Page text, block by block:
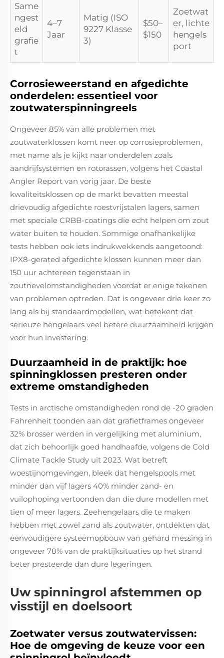
Same
ngest
eld
grafie
t
4–7
Jaar
Matig (ISO
9227 Klasse
3)
$50–
$150
Zoetwat
er, lichte
hengels
port
Corrosieweerstand en afgedichte
onderdelen: essentieel voor
zoutwaterspinningreels
Ongeveer 85% van alle problemen met
zoutwaterklossen komt neer op corrosieproblemen,
met name als je kijkt naar onderdelen zoals
aandrijfsystemen en rotorassen, volgens het Coastal
Angler Report van vorig jaar. De beste
kwaliteitsklossen op de markt bevatten meestal
drievoudig afgedichte roestvrijstalen lagers, samen
met speciale CRBB-coatings die echt helpen om zout
water buiten te houden. Sommige onafhankelijke
tests hebben ook iets indrukwekkends aangetoond:
IPX8-gerated afgedichte klossen kunnen meer dan
150 uur achtereen tegenstaan in
zoutnevelomstandigheden voordat er enige tekenen
van problemen optreden. Dat is ongeveer drie keer zo
lang als bij standaardmodellen, wat betekent dat
serieuze hengelaars veel betere duurzaamheid krijgen
voor hun investering.
Duurzaamheid in de praktijk: hoe
spinningklossen presteren onder
extreme omstandigheden
Tests in arctische omstandigheden rond de -20 graden
Fahrenheit toonden aan dat grafietframes ongeveer
32% brosser werden in vergelijking met aluminium,
dat zich behoorlijk goed handhaafde, volgens de Cold
Climate Tackle Study uit 2023. Wat betreft
woestijnomgevingen, bleek dat hengelspools met
minder dan vijf lagers 40% minder zand- en
vuilophoping vertoonden dan die dure modellen met
tien of meer lagers. Zeehengelaars die te maken
hebben met zowel zand als zoutwater, ontdekten dat
eenvoudigere systeemopbouw van gehard messing in
ongeveer 78% van de praktijksituaties op het strand
beter presteerde dan dure legeringen.
Uw spinningrol afstemmen op
visstijl en doelsoort
Zoetwater versus zoutwatervissen:
Hoe de omgeving de keuze voor een